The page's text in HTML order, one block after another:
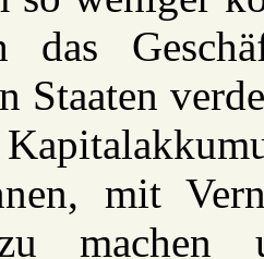
das
Staaten
mit
zu